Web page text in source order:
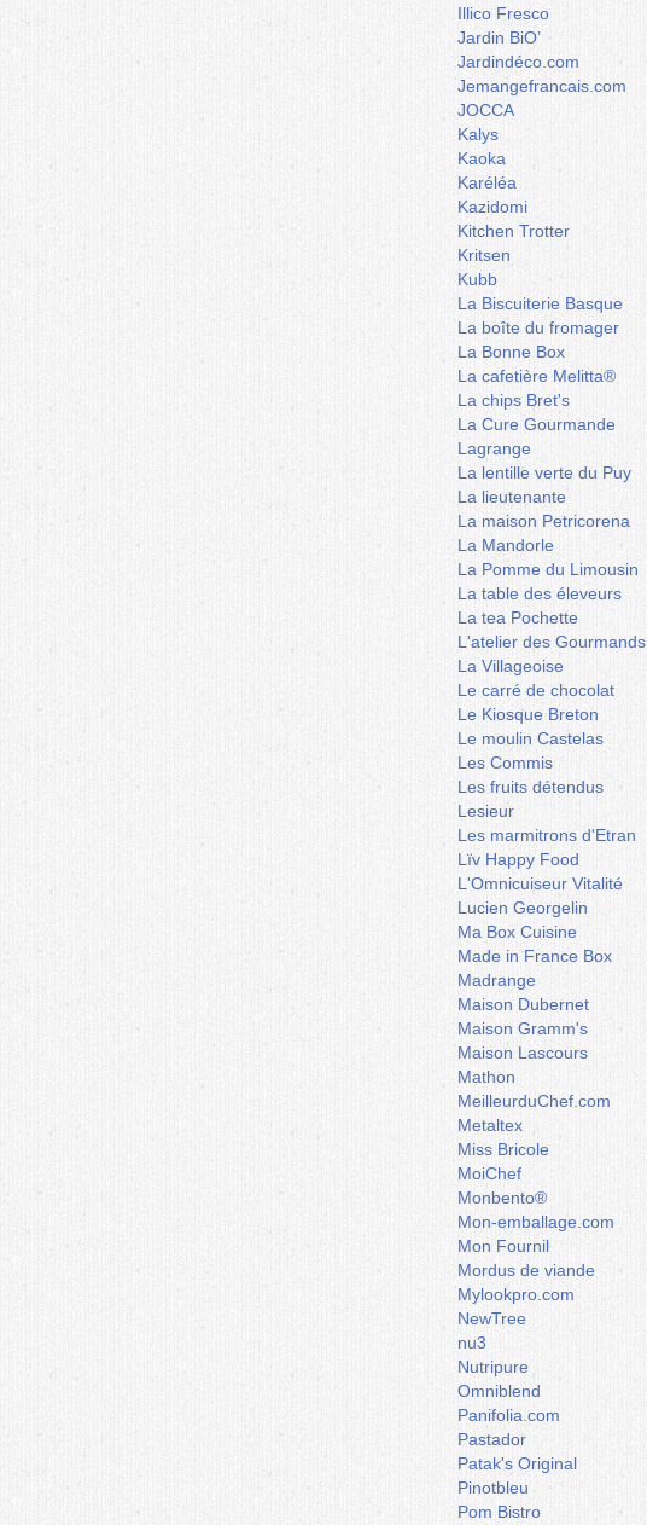
Illico Fresco
Jardin BiO’
Jardindéco.com
Jemangefrancais.com
JOCCA
Kalys
Kaoka
Karéléa
Kazidomi
Kitchen Trotter
Kritsen
Kubb
La Biscuiterie Basque
La boîte du fromager
La Bonne Box
La cafetière Melitta®
La chips Bret's
La Cure Gourmande
Lagrange
La lentille verte du Puy
La lieutenante
La maison Petricorena
La Mandorle
La Pomme du Limousin
La table des éleveurs
La tea Pochette
L'atelier des Gourmands
La Villageoise
Le carré de chocolat
Le Kiosque Breton
Le moulin Castelas
Les Commis
Les fruits détendus
Lesieur
Les marmitrons d'Etran
Lïv Happy Food
L'Omnicuiseur Vitalité
Lucien Georgelin
Ma Box Cuisine
Made in France Box
Madrange
Maison Dubernet
Maison Gramm's
Maison Lascours
Mathon
MeilleurduChef.com
Metaltex
Miss Bricole
MoiChef
Monbento®
Mon-emballage.com
Mon Fournil
Mordus de viande
Mylookpro.com
NewTree
nu3
Nutripure
Omniblend
Panifolia.com
Pastador
Patak's Original
Pinotbleu
Pom Bistro